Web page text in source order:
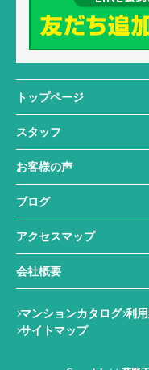
トップページ
スタッフ
お客様の声
ブログ
アクセスマップ
会社概要
マンションカタログ 利
サイトマップ